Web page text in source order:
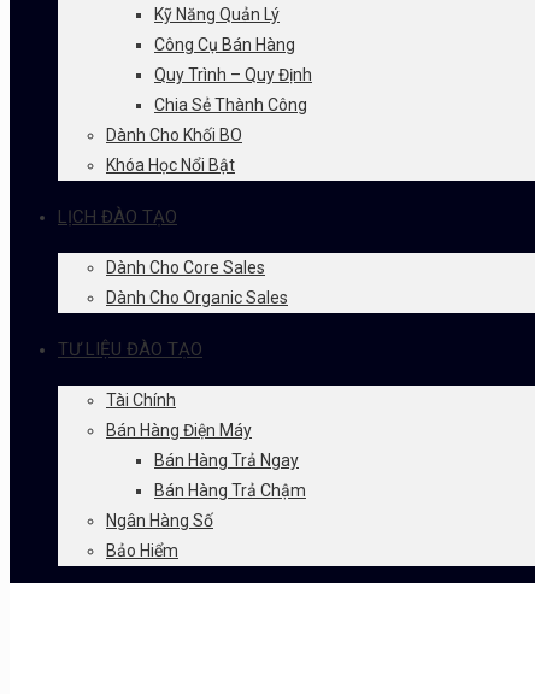
Kỹ Năng Quản Lý
Công Cụ Bán Hàng
Quy Trình – Quy Định
Chia Sẻ Thành Công
Dành Cho Khối BO
Khóa Học Nổi Bật
LỊCH ĐÀO TẠO
Dành Cho Core Sales
Dành Cho Organic Sales
TƯ LIỆU ĐÀO TẠO
Tài Chính
Bán Hàng Điện Máy
Bán Hàng Trả Ngay
Bán Hàng Trả Chậm
Ngân Hàng Số
Bảo Hiểm